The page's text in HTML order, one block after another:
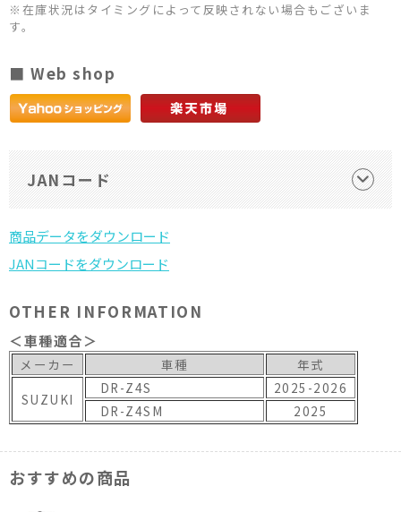
※在庫状況はタイミングによって反映されない場合もございま
す。
■ Web shop
JANコード
OTHER INFORMATION
＜車種適合＞
メーカー 車種
年式
SUZUKI
DR-Z4S
2025-2026
DR-Z4SM
2025
おすすめの商品